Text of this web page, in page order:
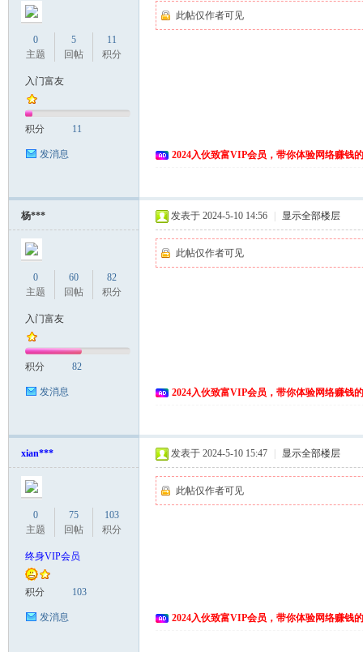
0
主题
5
回帖
11
积分
入门富友
积分 11
发消息
此帖仅作者可见
2024入伙致富VIP会员，带你体验网络赚钱
杨***
0
主题
60
回帖
82
积分
入门富友
积分 82
发消息
发表于 2024-5-10 14:56 显示全部楼层
此帖仅作者可见
2024入伙致富VIP会员，带你体验网络赚钱
xian***
0
主题
75
回帖
103
积分
终身VIP会员
积分 103
发消息
发表于 2024-5-10 15:47 显示全部楼层
此帖仅作者可见
2024入伙致富VIP会员，带你体验网络赚钱